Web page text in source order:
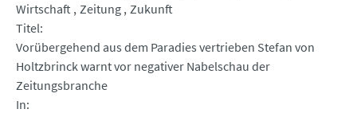
Wirtschaft Zeitung Zukunft
Titel
Vorübergehend aus dem Paradies vertrieben Stefan von
Holtzbrinck warnt vor negativer Nabelschau der
Zeitungsbranche
In